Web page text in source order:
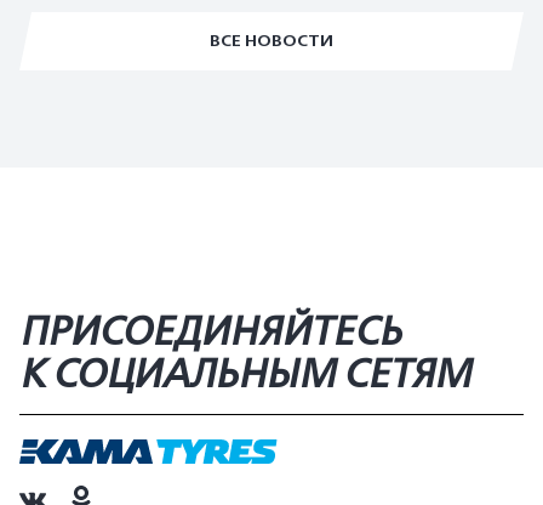
ВСЕ НОВОСТИ
ПРИСОЕДИНЯЙТЕСЬ
К СОЦИАЛЬНЫМ СЕТЯМ